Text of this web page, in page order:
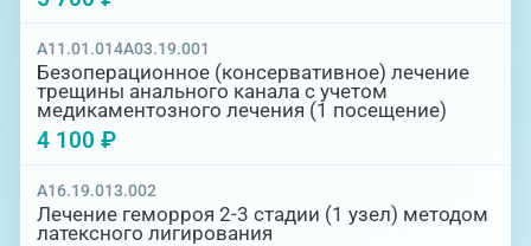
A11.01.014A03.19.001
Безоперационное (консервативное) лечение
трещины анального канала с учетом
медикаментозного лечения (1 посещение)
4 100 ₽
A16.19.013.002
Лечение геморроя 2-3 стадии (1 узел) методом
латексного лигирования